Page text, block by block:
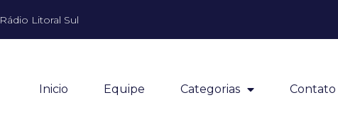
Rádio Litoral Sul
Inicio Equipe Categorias Contato